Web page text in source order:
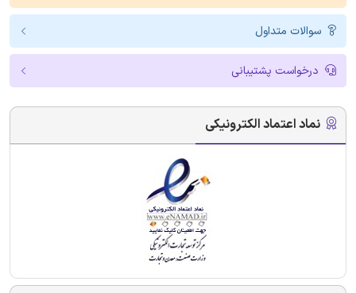
سوالات متداول
درخواست پشتیبانی
نماد اعتماد الکترونیکی